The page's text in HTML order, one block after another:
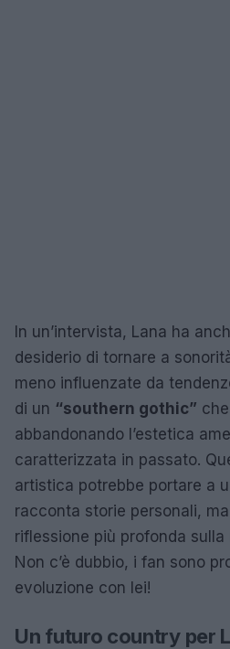
In un’intervista, Lana ha
desiderio di tornare a
meno influenzate da
di un “southern gothic”
abbandonando l’estetica
caratterizzata in passato.
artistica potrebbe portare a
racconta storie personali,
riflessione più profonda
Non c’è dubbio, i fan sono
evoluzione con lei!
Un futuro country per